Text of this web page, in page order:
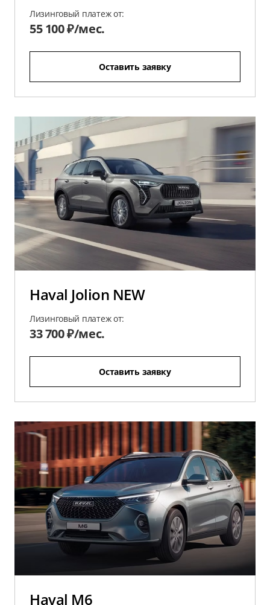
Лизинговый платеж от:
55 100 ₽/мес.
Оставить заявку
Haval Jolion NEW
Лизинговый платеж от:
33 700 ₽/мес.
Оставить заявку
Haval M6